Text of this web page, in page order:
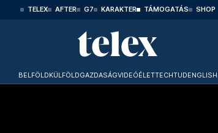
TELEX AFTER G7 KARAKTER TÁMOGATÁS SHOP
BELFÖLDKÜLFÖLDGAZDASÁGVIDEÓÉLETTECHTUDENGLISH